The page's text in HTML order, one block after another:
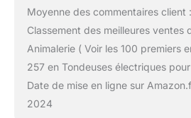
Moyenne des commentaires client
Classement des meilleures ventes
Animalerie ( Voir les 100 premiers
257 en Tondeuses électriques
Date de mise en ligne sur
2024